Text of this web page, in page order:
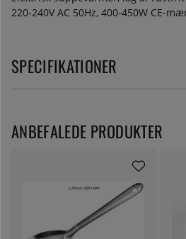
220-240V AC 50Hz, 400-450W CE-
SPECIFIKATIONER
ANBEFALEDE PRODUKTER